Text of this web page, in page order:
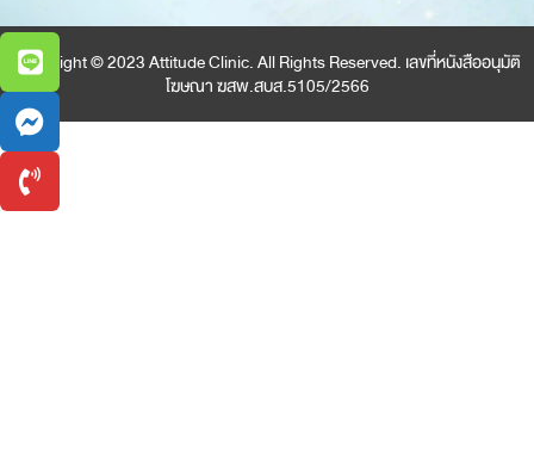
Copyright © 2023 Attitude Clinic. All Rights Reserved. เลขที่หนังสืออนุมัติ
โฆษณา ฆสพ.สบส.5105/2566